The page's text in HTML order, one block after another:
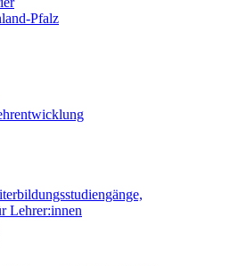
Pfalz
Lehrer:innen